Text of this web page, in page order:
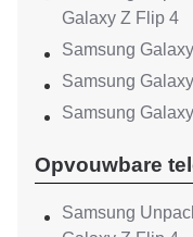
Galaxy Z Flip 4
Samsung
Samsung
Samsung
Opvouwbare
Samsung